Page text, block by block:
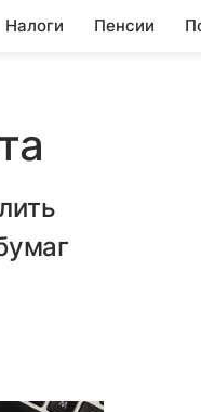
Налоги Пенсии